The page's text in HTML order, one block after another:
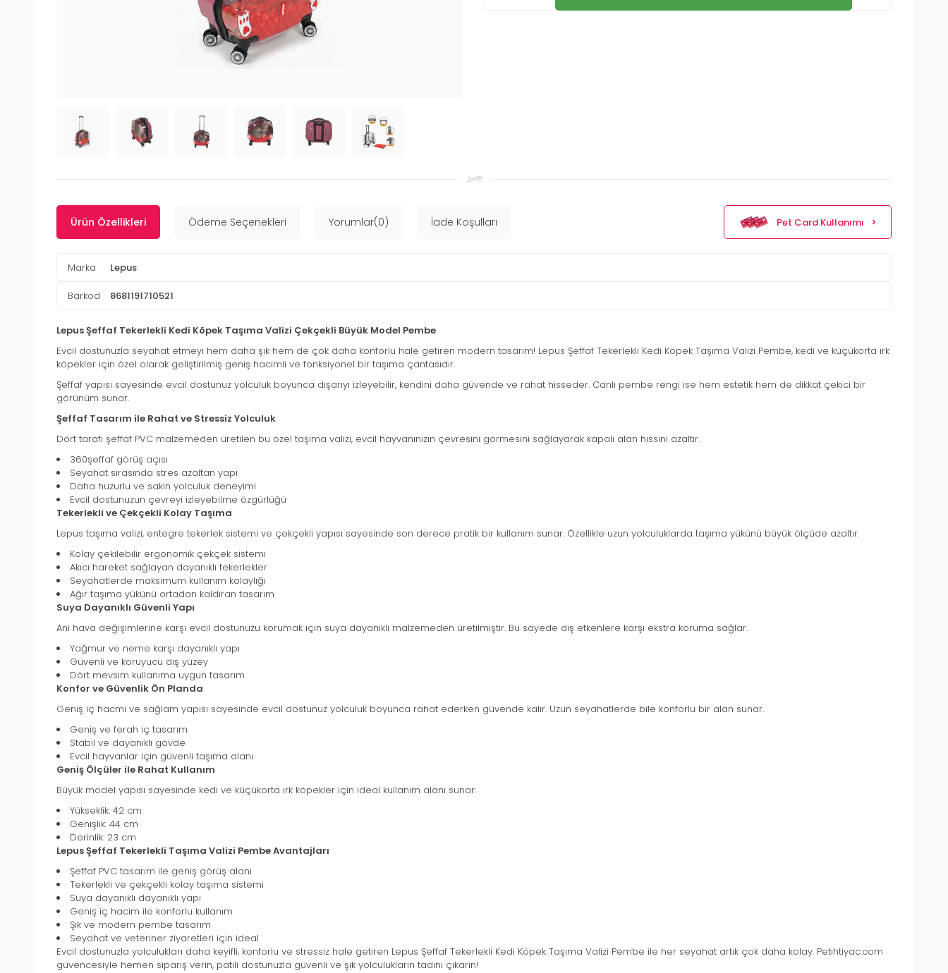
Ürün Özellikleri Ödeme Seçenekleri Yorumlar(0) İade Koşulları Pet Card Kullanımı
Marka Lepus
Barkod 8681191710521
Lepus Şeffaf Tekerlekli Kedi Köpek Taşıma Valizi Çekçekli Büyük Model Pembe
Evcil dostunuzla seyahat etmeyi hem daha şık hem de çok daha konforlu hale getiren modern tasarım! Lepus Şeffaf Tekerlekli Kedi Köpek Taşıma Valizi Pembe, kedi ve küçükorta ırk
köpekler için özel olarak geliştirilmiş geniş hacimli ve fonksiyonel bir taşıma çantasıdır.
Şeffaf yapısı sayesinde evcil dostunuz yolculuk boyunca dışarıyı izleyebilir, kendini daha güvende ve rahat hisseder. Canlı pembe rengi ise hem estetik hem de dikkat çekici bir
görünüm sunar.
Şeffaf Tasarım ile Rahat ve Stressiz Yolculuk
Dört tarafı şeffaf PVC malzemeden üretilen bu özel taşıma valizi, evcil hayvanınızın çevresini görmesini sağlayarak kapalı alan hissini azaltır.
360şeffaf görüş açısı
Seyahat sırasında stres azaltan yapı
Daha huzurlu ve sakin yolculuk deneyimi
Evcil dostunuzun çevreyi izleyebilme özgürlüğü
Tekerlekli ve Çekçekli Kolay Taşıma
Lepus taşıma valizi, entegre tekerlek sistemi ve çekçekli yapısı sayesinde son derece pratik bir kullanım sunar. Özellikle uzun yolculuklarda taşıma yükünü büyük ölçüde azaltır.
Kolay çekilebilir ergonomik çekçek sistemi
Akıcı hareket sağlayan dayanıklı tekerlekler
Seyahatlerde maksimum kullanım kolaylığı
Ağır taşıma yükünü ortadan kaldıran tasarım
Suya Dayanıklı Güvenli Yapı
Ani hava değişimlerine karşı evcil dostunuzu korumak için suya dayanıklı malzemeden üretilmiştir. Bu sayede dış etkenlere karşı ekstra koruma sağlar.
Yağmur ve neme karşı dayanıklı yapı
Güvenli ve koruyucu dış yüzey
Dört mevsim kullanıma uygun tasarım
Konfor ve Güvenlik Ön Planda
Geniş iç hacmi ve sağlam yapısı sayesinde evcil dostunuz yolculuk boyunca rahat ederken güvende kalır. Uzun seyahatlerde bile konforlu bir alan sunar.
Geniş ve ferah iç tasarım
Stabil ve dayanıklı gövde
Evcil hayvanlar için güvenli taşıma alanı
Geniş Ölçüler ile Rahat Kullanım
Büyük model yapısı sayesinde kedi ve küçükorta ırk köpekler için ideal kullanım alanı sunar:
Yükseklik: 42 cm
Genişlik: 44 cm
Derinlik: 23 cm
Lepus Şeffaf Tekerlekli Taşıma Valizi Pembe Avantajları
Şeffaf PVC tasarım ile geniş görüş alanı
Tekerlekli ve çekçekli kolay taşıma sistemi
Suya dayanıklı dayanıklı yapı
Geniş iç hacim ile konforlu kullanım
Şık ve modern pembe tasarım
Seyahat ve veteriner ziyaretleri için ideal
Evcil dostunuzla yolculukları daha keyifli, konforlu ve stressiz hale getiren Lepus Şeffaf Tekerlekli Kedi Köpek Taşıma Valizi Pembe ile her seyahat artık çok daha kolay. Petihtiyac.com
güvencesiyle hemen sipariş verin, patili dostunuzla güvenli ve şık yolculukların tadını çıkarın!